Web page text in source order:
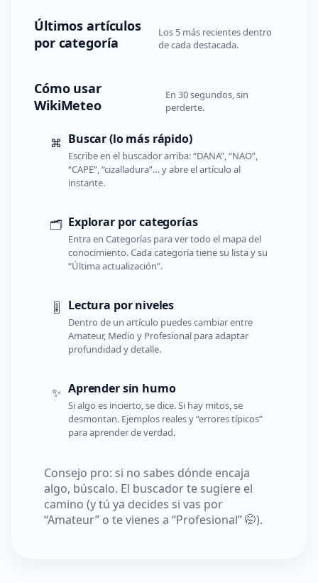
Últimos artículos
por categoría
Los 5 más recientes dentro
de cada destacada.
Cómo usar
WikiMeteo
En 30 segundos, sin
perderte.
⌘ Buscar (lo más rápido)
Escribe en el buscador arriba: “DANA”, “NAO”,
“CAPE”, “cizalladura”… y abre el artículo al
instante.
🗂️ Explorar por categorías
Entra en Categorías para ver todo el mapa del
conocimiento. Cada categoría tiene su lista y su
“Última actualización”.
🎚️ Lectura por niveles
Dentro de un artículo puedes cambiar entre
Amateur, Medio y Profesional para adaptar
profundidad y detalle.
✨ Aprender sin humo
Si algo es incierto, se dice. Si hay mitos, se
desmontan. Ejemplos reales y “errores típicos”
para aprender de verdad.
Consejo pro: si no sabes dónde encaja
algo, búscalo. El buscador te sugiere el
camino (y tú ya decides si vas por
“Amateur” o te vienes a “Profesional” 🤭).